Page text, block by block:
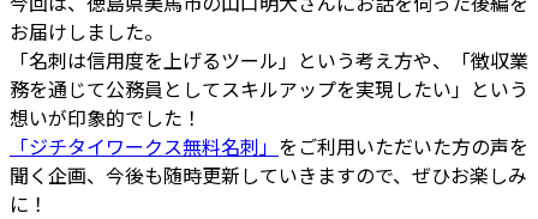
お届けしました。
「名刺は信用度を上げるツール」という考え方や、「徴収業
務を通じて公務員としてスキルアップを実現したい」という
想いが印象的でした！
「ジチタイワークス無料名刺」 をご利用いただいた方の声を
聞く企画、今後も随時更新していきますので、ぜひお楽しみ
に！